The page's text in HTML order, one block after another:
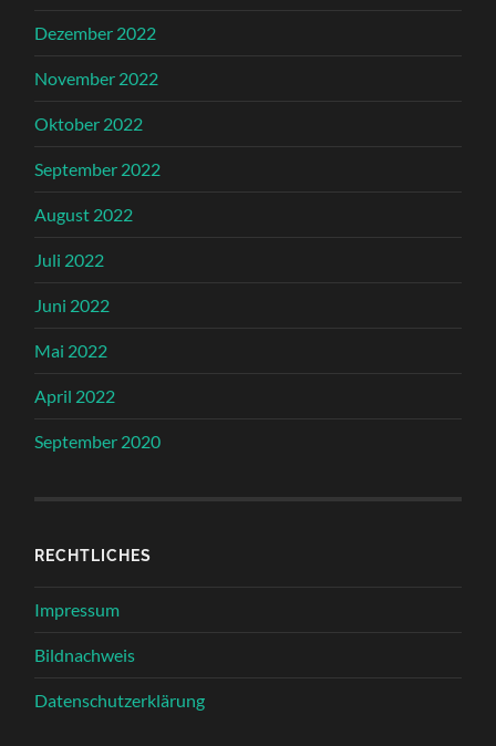
Dezember 2022
November 2022
Oktober 2022
September 2022
August 2022
Juli 2022
Juni 2022
Mai 2022
April 2022
September 2020
RECHTLICHES
Impressum
Bildnachweis
Datenschutzerklärung